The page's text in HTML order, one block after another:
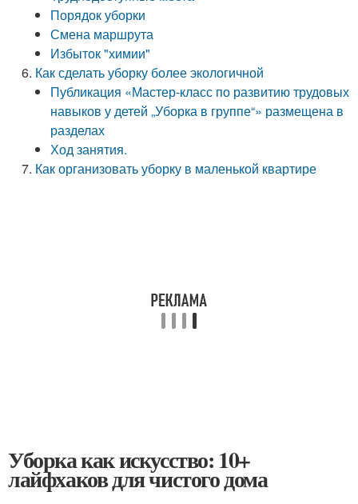
Порядок уборки
Смена маршрута
Избыток "химии"
Как сделать уборку более экологичной
Публикация «Мастер-класс по развитию трудовых
навыков у детей „Уборка в группе“» размещена в
разделах
Ход занятия.
Как организовать уборку в маленькой квартире
Уборка как искусство: 10+
лайфхаков для чистого дома